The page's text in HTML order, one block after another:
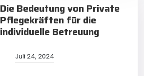
Die Bedeutung von Private
Pflegekräften für die
individuelle Betreuung
Juli 24, 2024